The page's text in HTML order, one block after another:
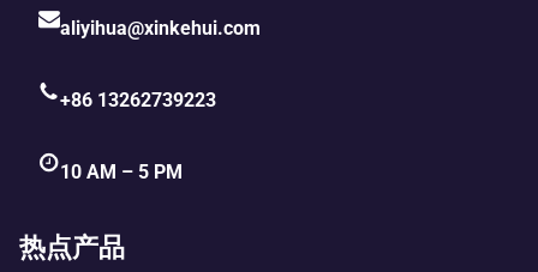
aliyihua@xinkehui.com
+86 13262739223
10 AM – 5 PM
热点产品